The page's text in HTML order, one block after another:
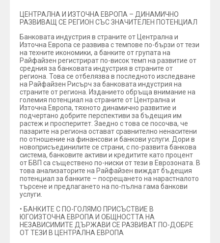
ЦЕНТРАЛНА И ИЗТОЧНА ЕВРОПА – ДИНАМИЧНО
РАЗВИВАЩ СЕ РЕГИОН СЪС ЗНАЧИТЕЛЕН ПОТЕНЦИАЛ
Банковата индустрия в страните от Централна и
Източна Европа се развива с темпове по-бързи от тези
на техните икономики, а банките от групата на
Райфайзен регистрират по-висок темп на развитие от
средния за банковата индустрия в страните от
региона. Това се отбелязва в последното изследване
на Райфайзен Рисърч за банковата индустрия на
страните от региона. Изданието обръща внимание на
големия потенциал на страните от Централна и
Източна Европа, тяхното динамично развитие и
подчертано добрите перспективи за бъдещия им
растеж и просперитет. Заедно с това се посочва, че
пазарите на региона остават сравнително ненаситени
по отношение на финансови и банкови услуги. Дори в
новоприсъединилите се страни, с по-развита банкова
система, банковите активи и кредитите като процент
от БВП са съществено по-ниски от тези в Еврозоната. В
това анализаторите на Райфайзен виждат бъдещия
потенциал за банките – посрещането на нарастналото
търсене и предлагането на по-пълна гама банкови
услуги.
• БАНКИТЕ С ПО-ГОЛЯМО ПРИСЪСТВИЕ В
ЮГОИЗТОЧНА ЕВРОПА И ОБЩНОСТТА НА
НЕЗАВИСИМИТЕ ДЪРЖАВИ СЕ РАЗВИВАТ ПО-ДОБРЕ
ОТ ТЕЗИ В ЦЕНТРАЛНА ЕВРОПА